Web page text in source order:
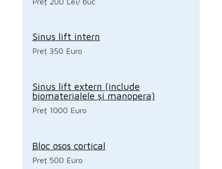
Sinus lift intern
Preț 350 Euro
Sinus lift extern (include
biomaterialele și manopera)
Preț 1000 Euro
Bloc osos cortical
Preț 500 Euro